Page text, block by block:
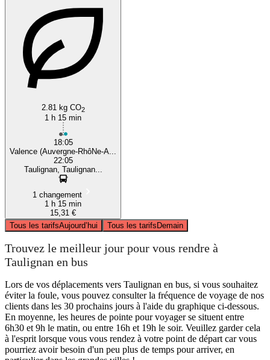
2.81 kg CO2
1 h 15 min
18:05
Valence (Auvergne-RhôNe-A...
22:05
Taulignan, Taulignan...
1 changement
1 h 15 min
15,31 €
Tous les tarifsAujourd’hui Tous les tarifsDemain
Trouvez le meilleur jour pour vous rendre à
Taulignan en bus
Lors de vos déplacements vers Taulignan en bus, si vous souhaitez
éviter la foule, vous pouvez consulter la fréquence de voyage de nos
clients dans les 30 prochains jours à l'aide du graphique ci-dessous.
En moyenne, les heures de pointe pour voyager se situent entre
6h30 et 9h le matin, ou entre 16h et 19h le soir. Veuillez garder cela
à l'esprit lorsque vous vous rendez à votre point de départ car vous
pourriez avoir besoin d'un peu plus de temps pour arriver, en